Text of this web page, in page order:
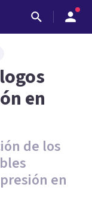
en
de los
en